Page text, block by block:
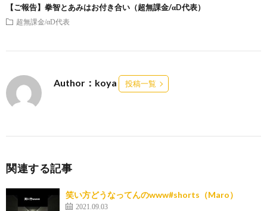
【ご報告】拳智とあみはお付き合い（超無課金/αD代表）
超無課金/αD代表
Author：koya 投稿一覧
関連する記事
笑い方どうなってんのwww#shorts（Maro）
2021.09.03